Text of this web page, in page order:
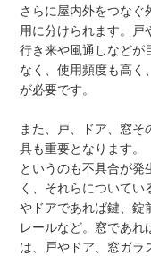
さらに屋内外をつなぐ
用に分けられます。戸
行き来や風通しなどが
なく、使用頻度も高く
が必要です。
また、戸、ドア、窓そ
具も重要となります。
というのも不具合が発
く、それらについて
やドアであれば鍵、錠
レールなど。窓であれ
は、戸やドア、窓ガラ